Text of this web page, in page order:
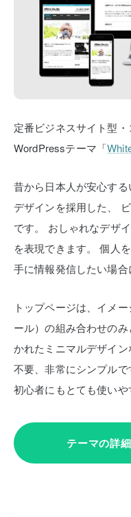
定番ビジネスサイト型
WordPressテーマ「
昔から日本人が安心す
デザインを採用した、
です。
おしゃれなデザ
を表現できます。
個人
手に情報発信したい場合
トップページは、イメ
ール）の組み合わせのみ
かれたミニマルデザイン
不要、非常にシンプルで
初心者にもとても使いや
テーマの詳